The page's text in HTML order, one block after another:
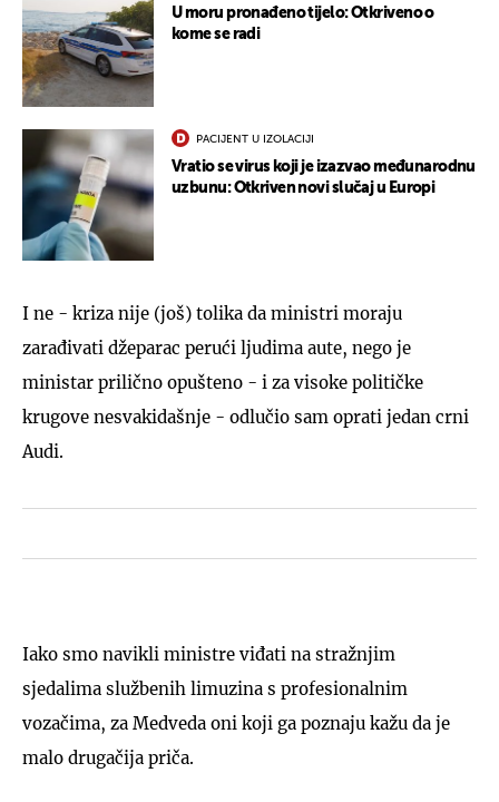
U moru pronađeno tijelo: Otkriveno o
kome se radi
PACIJENT U IZOLACIJI
Vratio se virus koji je izazvao međunarodnu
uzbunu: Otkriven novi slučaj u Europi
I ne - kriza nije (još) tolika da ministri moraju
zarađivati džeparac perući ljudima aute, nego je
ministar prilično opušteno - i za visoke političke
krugove nesvakidašnje - odlučio sam oprati jedan crni
Audi.
Iako smo navikli ministre viđati na stražnjim
sjedalima službenih limuzina s profesionalnim
vozačima, za Medveda oni koji ga poznaju kažu da je
malo drugačija priča.